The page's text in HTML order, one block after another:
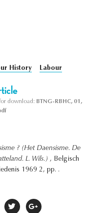
History Labour
for download: BTNG-RBHC, 01,
? (Het Daensisme. De
L. Wils.) , Belgisch
1969 2, pp. .